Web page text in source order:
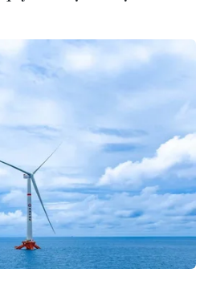
lão hóa
trong tay,
quyết định
thư